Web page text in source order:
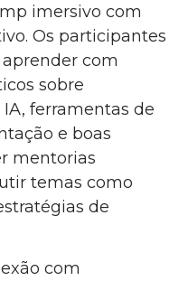
imersivo com
Os participantes
com
sobre
ferramentas de
e boas
mentorias
temas como
de
com